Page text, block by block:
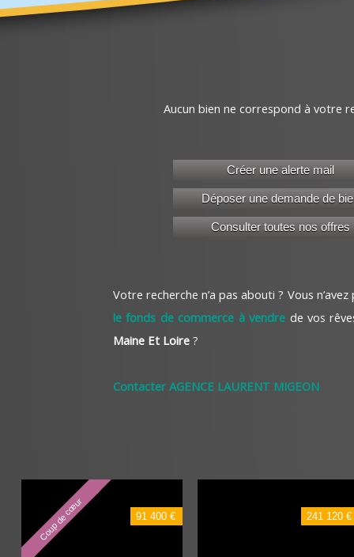
Aucun bien ne correspond à votre
Créer une alerte mail
Déposer une demande de
Consulter toutes nos offres
Votre recherche n’a pas abouti ? Vous
le fonds de commerce à vendre de vos
Maine Et Loire ?
Contacter AGENCE LAURENT MIGEON
Coup de cœur 91 400 € 241 120 €